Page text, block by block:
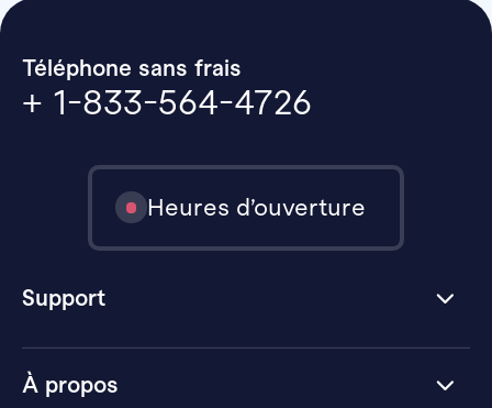
À propos
Téléphone sans frais
+ 1-833-564-4726
Heures d’ouverture
Support